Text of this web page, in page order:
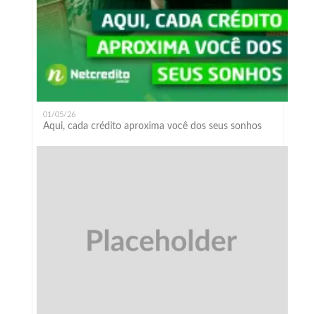
01/05/26
Aqui, cada crédito aproxima você dos seus sonhos